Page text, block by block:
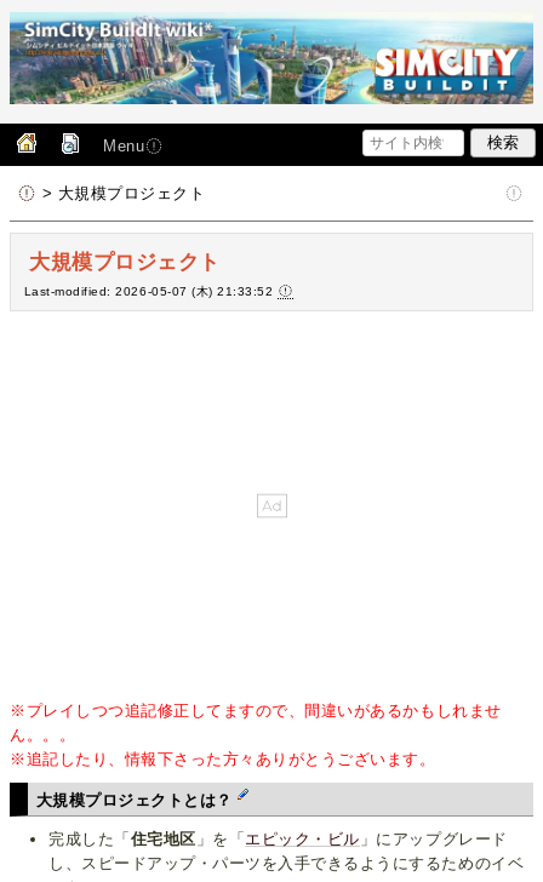
Menu
> 大規模プロジェクト
大規模プロジェクト
Last-modified: 2026-05-07 (木) 21:33:52
※プレイしつつ追記修正してますので、間違いがあるかもしれませ
ん。。。
※追記したり、情報下さった方々ありがとうございます。
大規模プロジェクトとは？
完成した「 住宅地区 」を「 エピック・ビル 」にアップグレード
し、スピードアップ・パーツを入手できるようにするためのイベ